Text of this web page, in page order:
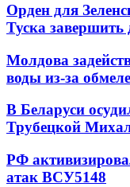
Орден для
Туска завершить
Молдова
воды из-за
В Беларуси
Трубецкой
РФ
атак ВСУ5148